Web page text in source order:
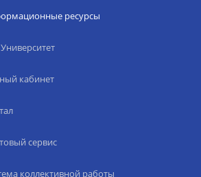
ресурсы
кабинет
сервис
коллективной работы